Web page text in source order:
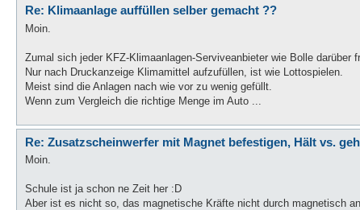
Re: Klimaanlage auffüllen selber gemacht ??
Moin.
Zumal sich jeder KFZ-Klimaanlagen-Serviveanbieter wie Bolle darüber
Nur nach Druckanzeige Klimamittel aufzufüllen, ist wie Lottospielen.
Meist sind die Anlagen nach wie vor zu wenig gefüllt.
Wenn zum Vergleich die richtige Menge im Auto ...
Re: Zusatzscheinwerfer mit Magnet befestigen, Hält vs.
Moin.
Schule ist ja schon ne Zeit her :D
Aber ist es nicht so, das magnetische Kräfte nicht durch magnetisch